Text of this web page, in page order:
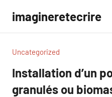
contenu
imagineretecrire
Uncategorized
Installation d’un
granulés ou